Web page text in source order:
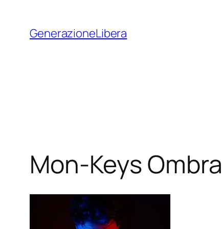
contenuto
GenerazioneLibera
Mon-Keys